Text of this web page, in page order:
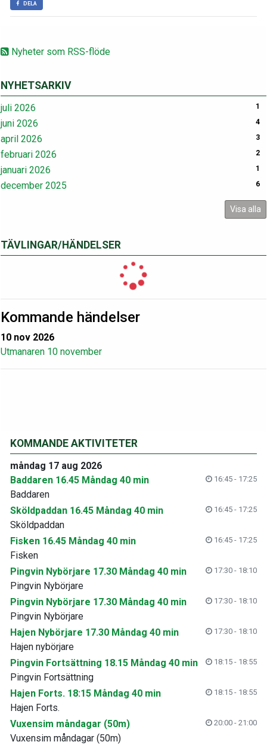
Nyheter som RSS-flöde
NYHETSARKIV
juli 2026 1
juni 2026 4
april 2026 3
februari 2026 2
januari 2026 1
december 2025 6
Visa alla
TÄVLINGAR/HÄNDELSER
Kommande händelser
10 nov 2026
Utmanaren 10 november
DELA
KOMMANDE AKTIVITETER
måndag 17 aug 2026
Baddaren 16.45 Måndag 40 min
16:45 - 17:25
Baddaren
Sköldpaddan 16.45 Måndag 40 min
16:45 - 17:25
Sköldpaddan
Fisken 16.45 Måndag 40 min
16:45 - 17:25
Fisken
Pingvin Nybörjare 17.30 Måndag 40 min
17:30 - 18:10
Pingvin Nybörjare
Pingvin Nybörjare 17.30 Måndag 40 min
17:30 - 18:10
Pingvin Nybörjare
Hajen Nybörjare 17.30 Måndag 40 min
17:30 - 18:10
Hajen nybörjare
Pingvin Fortsättning 18.15 Måndag 40 min
18:15 - 18:55
Pingvin Fortsättning
Hajen Forts. 18:15 Måndag 40 min
18:15 - 18:55
Hajen Forts.
Vuxensim måndagar (50m)
20:00 - 21:00
Vuxensim måndagar (50m)